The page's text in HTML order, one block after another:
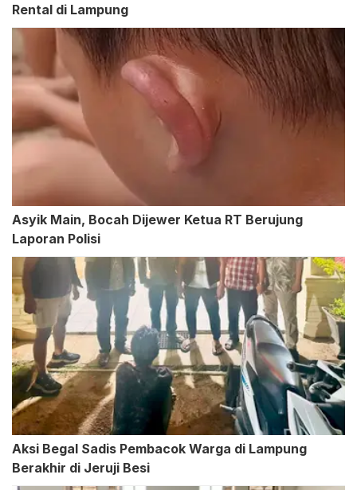
Rental di Lampung
Asyik Main, Bocah Dijewer Ketua RT Berujung
Laporan Polisi
Aksi Begal Sadis Pembacok Warga di Lampung
Berakhir di Jeruji Besi